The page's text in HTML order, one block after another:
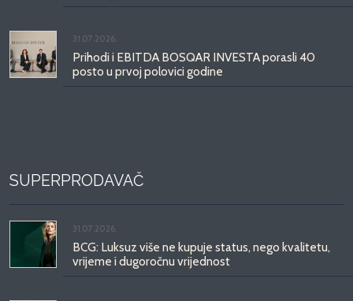
31.07.2026.
Prihodi i EBITDA BOSQAR INVESTA porasli 40
posto u prvoj polovici godine
SUPERPRODAVAČ
31.07.2026.
BCG: Luksuz više ne kupuje status, nego kvalitetu,
vrijeme i dugoročnu vrijednost